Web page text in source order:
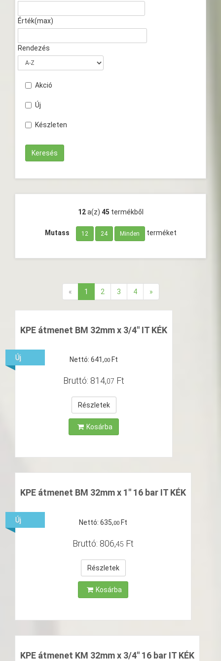
Érték(max)
Rendezés
Akció
Új
Készleten
12a(z) 45 termékből
Mutass 12 24 Minden terméket
« 1 2 3 4 »
KPE átmenet BM 32mm x 3/4" IT KÉK
Nettó: 641,00 Ft
Bruttó: 814,07 Ft
Részletek
Kosárba
Új
KPE átmenet BM 32mm x 1" 16 bar IT KÉK
Nettó: 635,00 Ft
Bruttó: 806,45 Ft
Részletek
Kosárba
Új
KPE átmenet KM 32mm x 3/4" 16 bar IT KÉK